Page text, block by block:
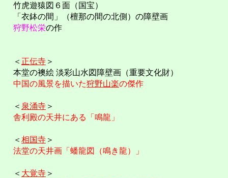
竹虎遊猿図６面（国宝）
「衣鉢の間」（檀那の間の北側）の障壁画
狩野松栄の作
＜ 正伝寺 ＞
本堂の襖絵 淡彩山水図障壁画（重要文化財）
中国の風景を描いた狩野山楽の傑作
＜ 泉涌寺 ＞
舎利殿の天井にある「鳴龍」
＜ 相国寺 ＞
法堂の天井画「蟠龍図（鳴き龍）」
＜ 大覚寺 ＞